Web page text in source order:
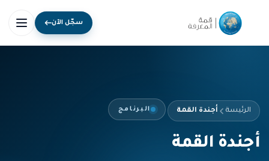
سجّل الآن
الرئيسة أجندة القمة البرنامج
أجندة القمة